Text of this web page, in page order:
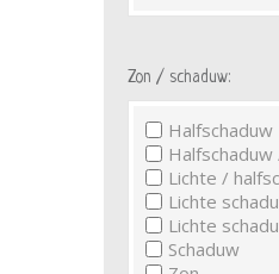
Zon / schaduw:
Halfschaduw
Halfschaduw
Lichte /
Lichte
Lichte
Schaduw